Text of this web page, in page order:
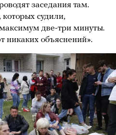
заседания там.
судили,
две-три минуты.
никаких объяснений».